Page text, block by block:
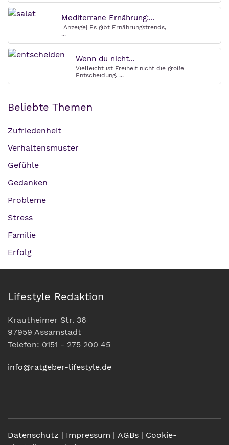
Mediterrane Ernährung:...
[Anzeige] Es gibt Ernährungstrends,
...
Wenn du nicht...
Vielleicht ist Freiheit nicht die große
Entscheidung. ...
Beliebte Themen
Zufriedenheit
Verhaltensmuster
Gefühle
Gedanken
Probleme
Stress
Familie
Erfolg
Lifestyle Redaktion
Krautheimer Str. 36
97959 Assamstadt
Telefon: 0151 - 275 200 45
info@ratgeber-lifestyle.de
Datenschutz | Impressum | AGBs | Cookie-